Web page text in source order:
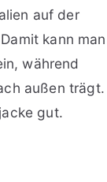
auf der
kann man
während
außen trägt.
gut.